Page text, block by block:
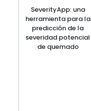
SeverityApp: una
herramienta para la
predicción de la
severidad potencial
de quemado